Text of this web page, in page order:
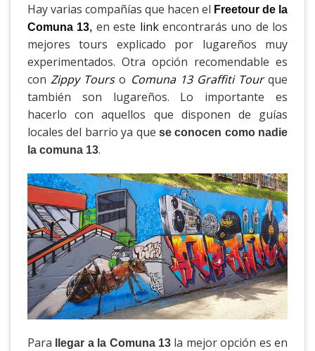
Hay varias compañías que hacen el Freetour de la
Comuna 13, en este linkencontrarás uno de los
mejores tours explicado por lugareños muy
experimentados. Otra opción recomendable es
conZippy Tourso Comuna 13 Graffiti Tourque
también son lugareños. Lo importante es
hacerlo con aquellos que disponen de guías
locales del barrio ya que se conocen como nadie
la comuna 13.
Para llegar a la Comuna 13 la mejor opción es en